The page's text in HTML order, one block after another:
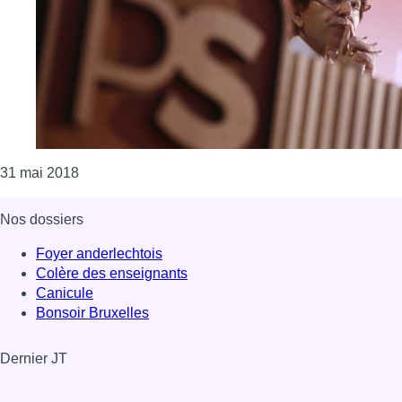
31 mai 2018Consulter l'article "Di Rupo: “Nos prisons sont des
Nos dossiers
Foyer anderlechtois
Colère des enseignants
Canicule
Bonsoir Bruxelles
Dernier JT